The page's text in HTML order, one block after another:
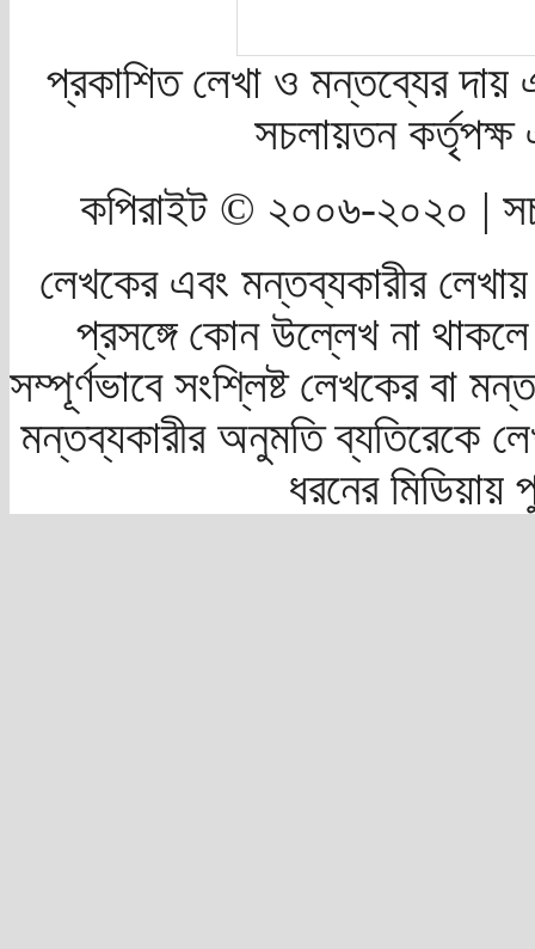
প্রকাশিত লেখা ও মন্তব্যের দায়
সচলায়তন
কপিরাইট © ২০০৬-২০২০ |
লেখকের এবং মন্তব্যকারীর
প্রসঙ্গে কোন উল্লেখ না
সম্পূর্ণভাবে সংশ্লিষ্ট লেখকের বা
মন্তব্যকারীর অনুমতি ব্যতিরেকে
ধরনের মিডিয়ায়